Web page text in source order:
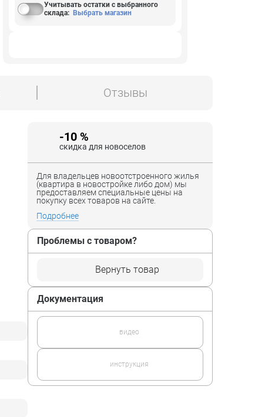
Учитывать остатки с выбранного
склада: Выбрать магазин
Отзывы
-10 %
скидка для новоселов
Для владельцев новоотстроенного жилья
(квартира в новостройке либо дом) мы
предоставляем специальные цены на
покупку всех товаров на сайте.
Подробнее
Проблемы с товаром?
Вернуть товар
Документация
видео
инструкция